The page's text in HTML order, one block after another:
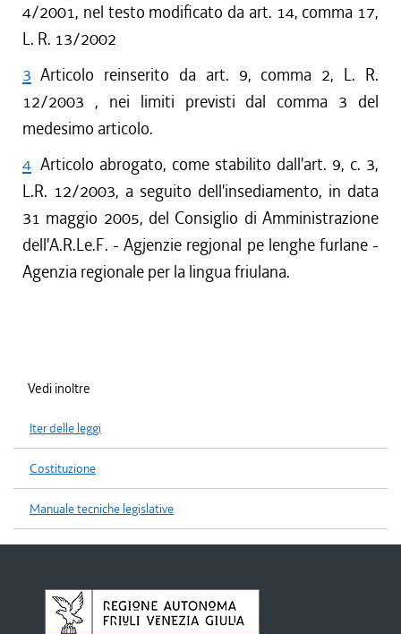
4/2001, nel testo modificato da art. 14, comma 17,
L. R. 13/2002
3 Articolo reinserito da art. 9, comma 2, L. R.
12/2003 , nei limiti previsti dal comma 3 del
medesimo articolo.
4 Articolo abrogato, come stabilito dall'art. 9, c. 3,
L.R. 12/2003, a seguito dell'insediamento, in data
31 maggio 2005, del Consiglio di Amministrazione
dell'A.R.Le.F. - Agjenzie regjonal pe lenghe furlane -
Agenzia regionale per la lingua friulana.
Vedi inoltre
Iter delle leggi
Costituzione
Manuale tecniche legislative